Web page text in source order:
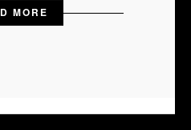
MORE